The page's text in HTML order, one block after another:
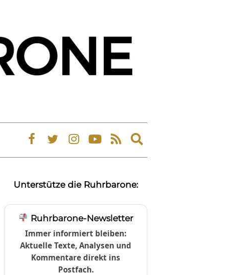
Expand
search
Unterstütze die Ruhrbarone:
Ruhrbarone-Newsletter
Immer informiert bleiben:
Aktuelle Texte, Analysen und
Kommentare direkt ins
Postfach.